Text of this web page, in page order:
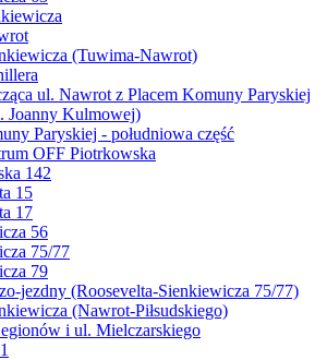
(Tuwima-Nawrot)
ul. Nawrot z Placem Komuny Paryskiej
Joanny Kulmowej)
Paryskiej - południowa część
OFF Piotrkowska
142
15
17
56
75/77
79
jezdny (Roosevelta-Sienkiewicza 75/77)
(Nawrot-Piłsudskiego)
i ul. Mielczarskiego